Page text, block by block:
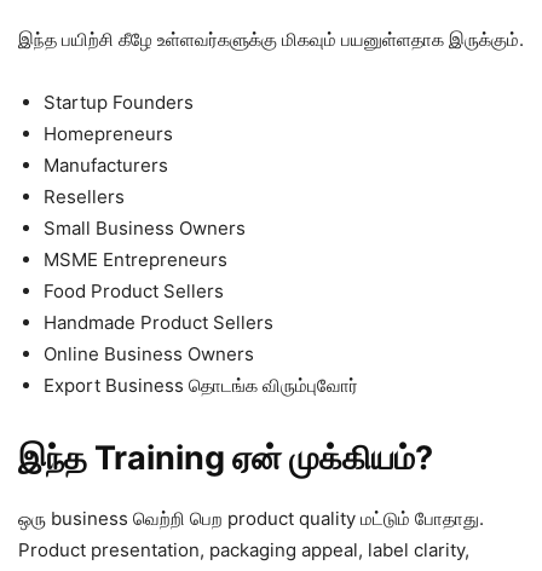
இந்த பயிற்சி கீழே உள்ளவர்களுக்கு மிகவும் பயனுள்ளதாக இருக்கும்.
Startup Founders
Homepreneurs
Manufacturers
Resellers
Small Business Owners
MSME Entrepreneurs
Food Product Sellers
Handmade Product Sellers
Online Business Owners
Export Business தொடங்க விரும்புவோர்
இந்த Training ஏன் முக்கியம்?
ஒரு business வெற்றி பெற product quality மட்டும் போதாது.
Product presentation, packaging appeal, label clarity,